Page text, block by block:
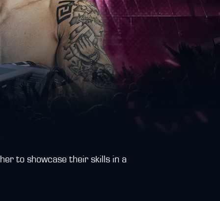
to showcase their skills in a